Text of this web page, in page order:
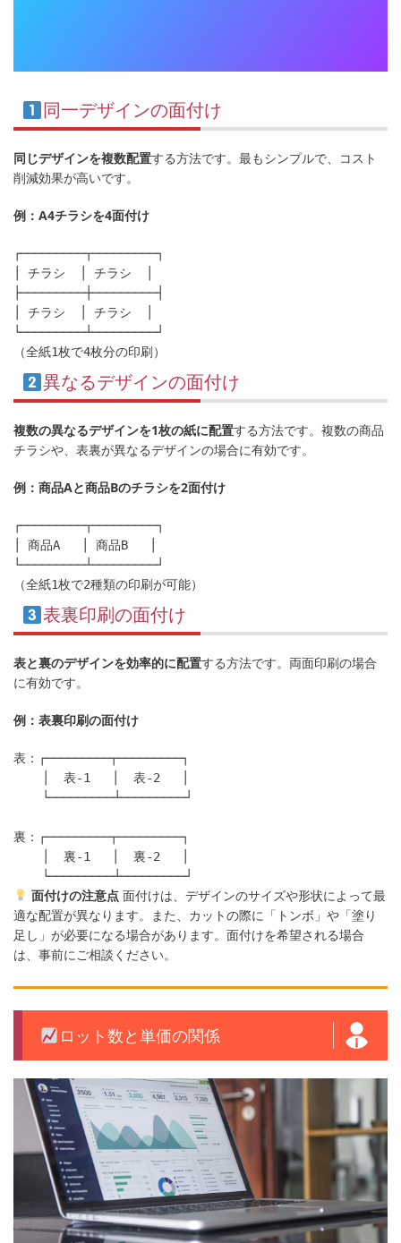
同一デザインの面付け
同じデザインを複数配置する方法です。最もシンプルで、コスト
削減効果が高いです。
例：A4チラシを4面付け
┌─────────┬─────────┐
│ チラシ  │ チラシ  │
├─────────┼─────────┤
│ チラシ  │ チラシ  │
└─────────┴─────────┘
異なるデザインの面付け
複数の異なるデザインを1枚の紙に配置する方法です。複数の商品
チラシや、表裏が異なるデザインの場合に有効です。
例：商品Aと商品Bのチラシを2面付け
┌─────────┬─────────┐
│ 商品A   │ 商品B   │
└─────────┴─────────┘
表裏印刷の面付け
表と裏のデザインを効率的に配置する方法です。両面印刷の場合
に有効です。
例：表裏印刷の面付け
表：┌─────────┬─────────┐
    │  表-1   │  表-2   │
    └─────────┴─────────┘
裏：┌─────────┬─────────┐
    │  裏-1   │  裏-2   │
面付けの注意点面付けは、デザインのサイズや形状によって最
適な配置が異なります。また、カットの際に「トンボ」や「塗り
足し」が必要になる場合があります。面付けを希望される場合
は、事前にご相談ください。
ロット数と単価の関係